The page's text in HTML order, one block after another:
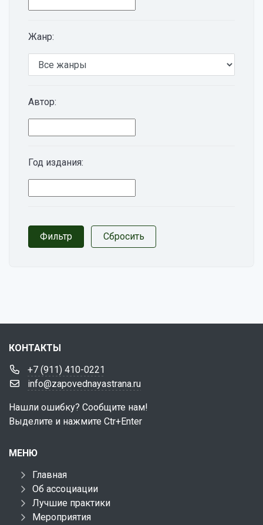
Жанр:
Автор:
Год издания:
КОНТАКТЫ
+7 (911) 410-0221
info@zapovednayastrana.ru
Нашли ошибку? Сообщите нам!
Выделите и нажмите Ctr+Enter
МЕНЮ
Главная
Об ассоциации
Лучшие практики
Мероприятия